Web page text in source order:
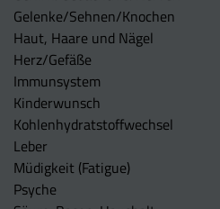
Gelenke/Sehnen/Knochen
Haut, Haare und Nägel
Herz/Gefäße
Immunsystem
Kinderwunsch
Kohlenhydratstoffwechsel
Leber
Müdigkeit (Fatigue)
Psyche